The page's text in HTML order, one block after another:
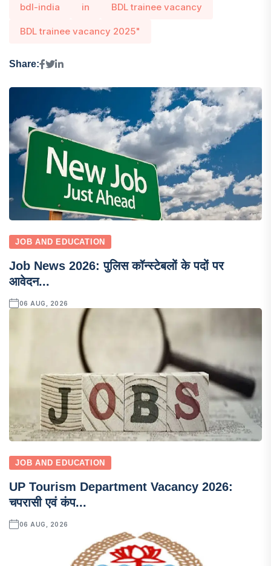
bdl-india in BDL trainee vacancy
BDL trainee vacancy 2025"
Share:
JOB AND EDUCATION
Job News 2026: पुलिस कॉन्स्टेबलों के पदों पर
आवेदन...
06 AUG, 2026
JOB AND EDUCATION
UP Tourism Department Vacancy 2026:
चपरासी एवं कंप...
06 AUG, 2026